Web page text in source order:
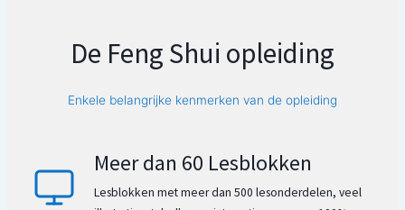
De Feng Shui opleiding
Enkele belangrijke kenmerken van de opleiding
Meer dan 60 Lesblokken
Lesblokken met meer dan 500 lesonderdelen, veel